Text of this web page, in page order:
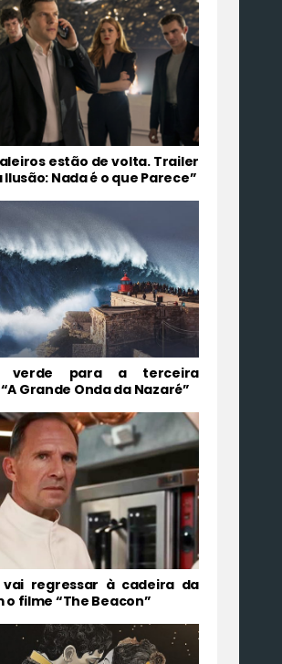
estão de volta. Trailer
Nada é o que Parece”
verde para a terceira
Grande Onda da Nazaré”
vai regressar à cadeira da
filme “The Beacon”